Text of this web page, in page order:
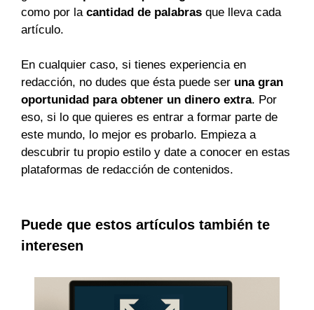
como por la cantidad de palabras que lleva cada
artículo.
En cualquier caso, si tienes experiencia en
redacción, no dudes que ésta puede ser una gran
oportunidad para obtener un dinero extra. Por
eso, si lo que quieres es entrar a formar parte de
este mundo, lo mejor es probarlo. Empieza a
descubrir tu propio estilo y date a conocer en estas
plataformas de redacción de contenidos.
Puede que estos artículos también te
interesen